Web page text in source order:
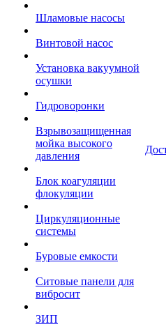
Шламовые насосы
Винтовой насос
Установка вакуумной
осушки
Гидроворонки
Взрывозащищенная
мойка высокого
давления
Блок коагуляции
флокуляции
Циркуляционные
системы
Буровые емкости
Ситовые панели для
вибросит
ЗИП